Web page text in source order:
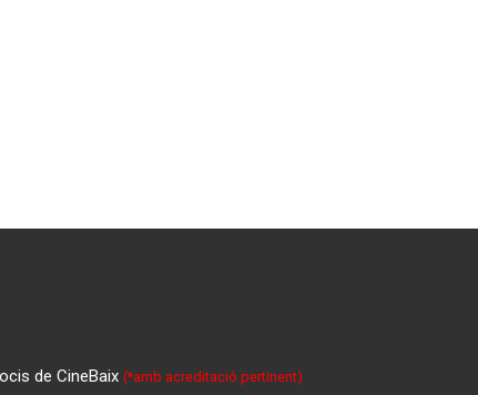
de CineBaix(*amb acreditació pertinent)